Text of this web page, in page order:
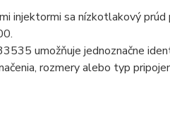
injektormi sa nízkotlakový prúd
umožňuje jednoznačne
rozmery alebo typ